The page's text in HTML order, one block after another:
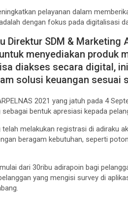
pelayanan dalam
dengan fokus pada digitalisasi
Direktur SDM & Marketing
menyediakan produk
diakses secara digital,
solusi keuangan sesuai
2021 yang jatuh pada 4
bentuk apresiasi kepada
melakukan registrasi di adiraku
beragam kebutuhan, seperti
dari 30ribu adirapoin bagi
yang mengisi survey di